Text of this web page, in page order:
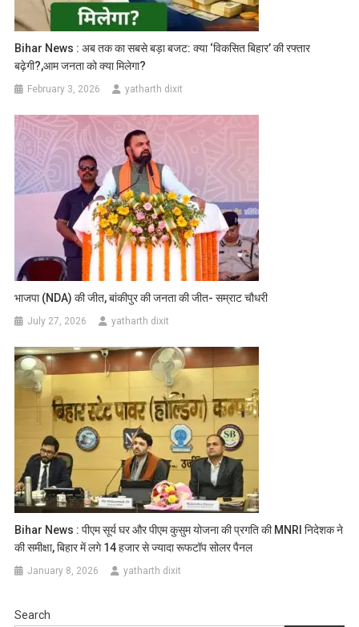
Bihar News : अब तक का सबसे बड़ा बजट: क्या ‘विकसित बिहार’ की रफ्तार
बढ़ेगी?,आम जनता को क्या मिलेगा?
February 3, 2026 yatharth dixit
भाजपा (NDA) की जीत, बांकीपुर की जनता की जीत- सम्राट चौधरी
July 27, 2026 yatharth dixit
Bihar News : पीएम सूर्य घर और पीएम कुसुम योजना की प्रगति की MNRI निदेशक ने
की समीक्षा, बिहार में लगे 14 हजार से ज्यादा रूफटॉप सोलर पैनल
January 8, 2026 yatharth dixit
Search